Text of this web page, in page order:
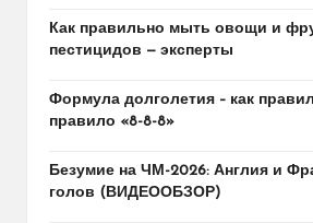
Как правильно мыть овощи и
пестицидов — эксперты
Формула долголетия – как
правило «8-8-8»
Безумие на ЧМ-2026: Англия и
голов (ВИДЕООБЗОР)